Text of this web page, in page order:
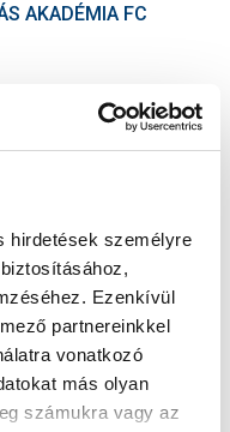
hirdetések személyre
Ezenkívül
partnereinkkel
vonatkozó
más olyan
számukra vagy az
AKADÉMIA FC
Iratkozzon fel ingyenes
tájékoztatót !